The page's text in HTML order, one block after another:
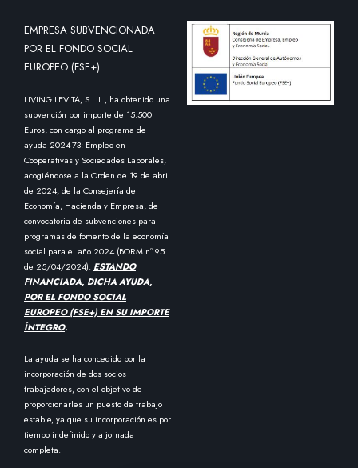
EMPRESA SUBVENCIONADA
POR EL FONDO SOCIAL
EUROPEO (FSE+)
LIVING LEVITA, S.L.L., ha obtenido una
subvención por importe de 15.500
Euros, con cargo al programa de
ayuda 2024-73: Empleo en
Cooperativas y Sociedades Laborales,
acogiéndose a la Orden de 19 de abril
de 2024, de la Consejería de
Economía, Hacienda y Empresa, de
convocatoria de subvenciones para
programas de fomento de la economía
social para el año 2024 (BORM nº 95
de 25/04/2024). ESTANDO
FINANCIADA, DICHA AYUDA,
POR EL FONDO SOCIAL
EUROPEO (FSE+) EN SU IMPORTE
ÍNTEGRO.
La ayuda se ha concedido por la
incorporación de dos socios
trabajadores, con el objetivo de
proporcionarles un puesto de trabajo
estable, ya que su incorporación es por
tiempo indefinido y a jornada
completa.